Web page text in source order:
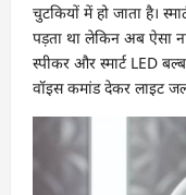
चुटकियों में हो जाता है।
पड़ता था लेकिन अब ऐसा
स्पीकर और स्मार्ट LED
वॉइस कमांड देकर लाइट